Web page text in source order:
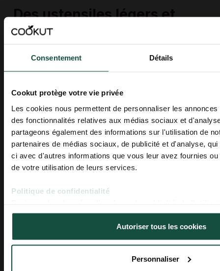
Consentement Détails
Cookut protège votre vie privée
Les cookies nous permettent de personnaliser les
des fonctionnalités relatives aux médias sociaux et
partageons également des informations sur l'utilisation de
partenaires de médias sociaux, de publicité et d'analyse,
ci avec d'autres informations que vous leur avez fournies
de votre utilisation de leurs services.
Politique de confidentialité
personnalisation de la publicité avec Google
Autoriser tous les cookies
Personnaliser
Des ustensiles légers et
faciles à utiliser
pas une salle de sport. Tous les ustensiles de
lourdes contre notregamme légère et
multifonctionnelle.
Bon appétit !
Articles en relation
ENTREZ DANS
Découvrez nos idées recettes,
conseils cuisine et nos
nouveautés !
Email
Prénom